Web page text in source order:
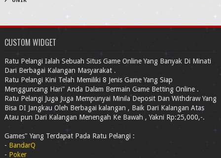
CUSTOM WIDGET
Ratu Pelangi Ialah Sebuah Situs Game Online Yang Banyak Di Minati
Dari Berbagai Kalangan Masyarakat .
Ratu Pelangi Kini Telah Memiliki 8 Jenis Game Yang Siap
Mengguncang Hari" Anda Dalam Bermain Game Betting Online .
Ratu Pelangi Juga Juga Mempunyai Minila Deposit Dan Withdraw Yang
Bisa DI Jangkau Oleh Berbagai kalangan , Baik Dari Kalangan Atas
Atau pun Dari Kalangan Menengah Ke Bawah , Yakni Rp:25,000,-.
Games" Yang Terdapat Pada Ratu Pelangi :
- BandarQ
- Poker